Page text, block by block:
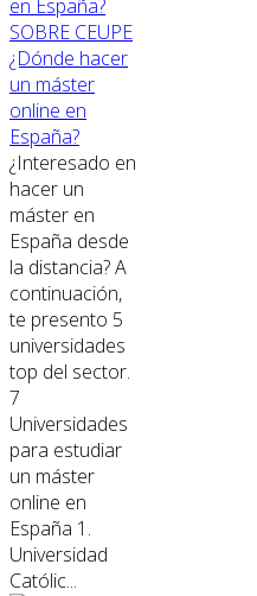
SOBRE CEUPE
¿Dónde hacer
un máster
online en
España?
¿Interesado en
hacer un
máster en
España desde
la distancia? A
continuación,
te presento 5
universidades
top del sector.
7
Universidades
para estudiar
un máster
online en
España 1.
Universidad
Católic...